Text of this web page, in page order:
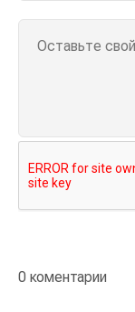
0 коментарии